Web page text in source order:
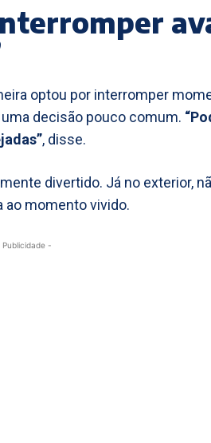
optou por interromper
decisão pouco comum.
, disse.
divertido. Já no exterior,
ao momento vivido.
Publicidade -